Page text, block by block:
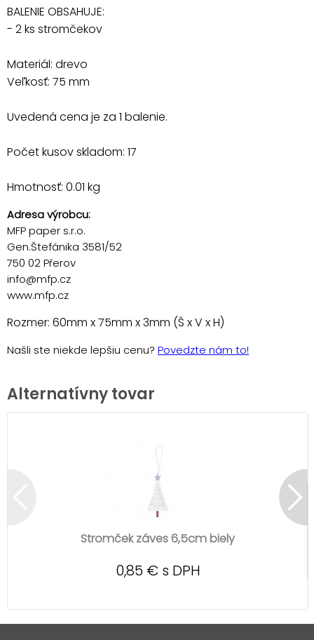
BALENIE OBSAHUJE:
- 2 ks stromčekov
Materiál: drevo
Veľkosť: 75 mm
Uvedená cena je za 1 balenie.
Počet kusov skladom: 17
Hmotnosť: 0.01 kg
Adresa výrobcu:
MFP paper s.r.o.
Gen.Štefánika 3581/52
750 02 Přerov
info@mfp.cz
www.mfp.cz
Rozmer: 60mm x 75mm x 3mm (Š x V x H)
Našli ste niekde lepšiu cenu? Povedzte nám to!
Alternatívny tovar
Stromček záves 6,5cm biely
0,85 € s DPH